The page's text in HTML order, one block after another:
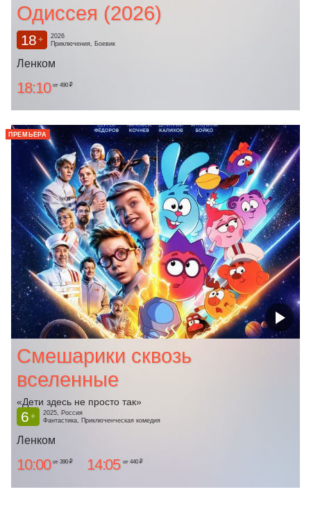
Одиссея (2026)
18 +
2026
Приключения, Боевик
Ленком
18:10 от 490 ₽
ПРЕМЬЕРА
Смешарики сквозь
вселенные
«Дети здесь не просто так»
6 +
2025, Россия
Фантастика, Приключенческая комедия
Ленком
10:00 от 390 ₽ 14:05 от 440 ₽